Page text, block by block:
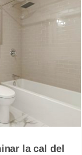
la cal del